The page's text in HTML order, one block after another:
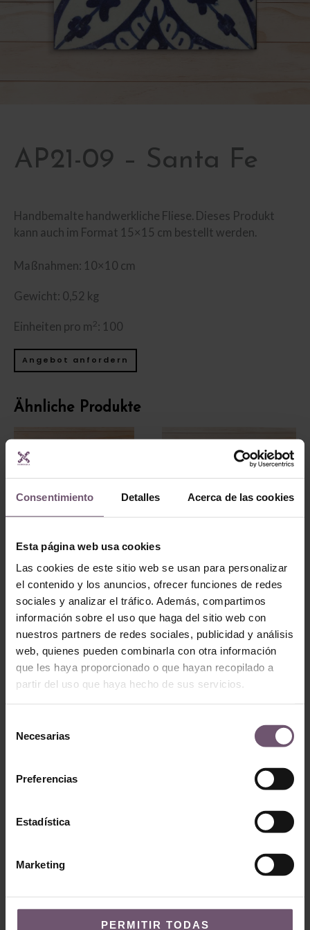
Consentimiento Detalles Acerca de las cookies
Esta página web usa cookies
Las cookies de este sitio web se usan para personalizar
el contenido y los anuncios, ofrecer funciones de redes
sociales y analizar el tráfico. Además, compartimos
información sobre el uso que haga del sitio web con
nuestros partners de redes sociales, publicidad y análisis
web, quienes pueden combinarla con otra información
que les haya proporcionado o que hayan recopilado a
partir del uso que haya hecho de sus servicios.
Necesarias
Preferencias
Estadística
Marketing
PERMITIR TODAS
AP21-09 – Santa Fe
Handbemalte handwerkliche Fliese. Dieses Produkt
kann auch im Format 15×15 cm bestellt werden.
Maßnahmen: 10×10 cm
Gewicht: 0,52 kg
Einheiten pro m 2: 100
Angebot anfordern
Ähnliche Produkte
Azulejos pintados a
mano
AP01 –
Monocolor
WEITERLESEN
Azulejos pintados a
mano
AP21-22 – Píñar
WEITERLESEN
mano
Almaguer
Azulejos pintados a
AP21-10 – Itrabo